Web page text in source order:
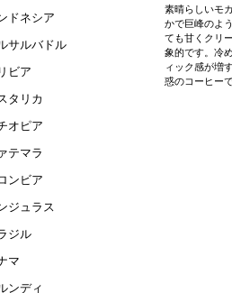
素晴らしいモ
かで巨峰のよ
ても甘くクリ
象的です。冷
ィック感が増
惑のコーヒーで
ドネシア
サルバドル
ビア
タリカ
オピア
テマラ
ンビア
ジュラス
ジル
マ
ンディ